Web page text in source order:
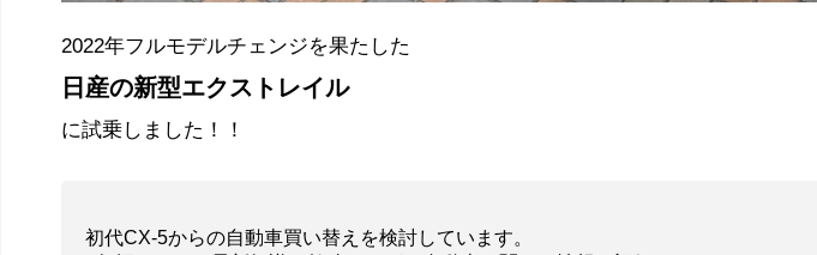
2022年フルモデルチェンジを果たした
日産の新型エクストレイル
に試乗しました！！
初代CX-5からの自動車買い替えを検討しています。